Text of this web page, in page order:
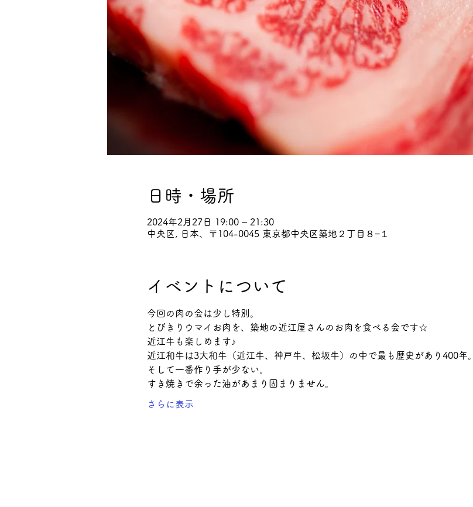
日時・場所
2024年2月27日 19:00 – 21:30
中央区, 日本、〒104-0045 東京都中央区築地２丁目８−１
イベントについて
今回の肉の会は少し特別。
とびきりウマイお肉を、築地の近江屋さんのお肉を食べる会です☆
近江牛も楽しめます♪
近江和牛は3大和牛（近江牛、神戸牛、松坂牛）の中で最も歴史があり400年。
そして一番作り手が少ない。
すき焼きで余った油があまり固まりません。
さらに表示